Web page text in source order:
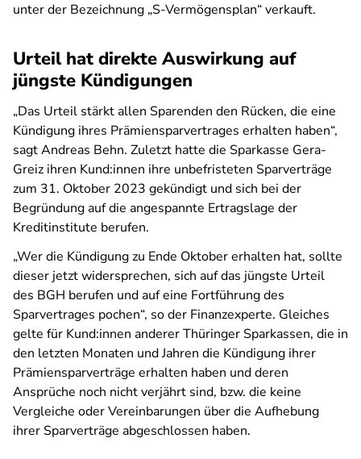
unter der Bezeichnung „S-Vermögensplan“ verkauft.
Urteil hat direkte Auswirkung auf
jüngste Kündigungen
„Das Urteil stärkt allen Sparenden den Rücken, die eine
Kündigung ihres Prämiensparvertrages erhalten haben“,
sagt Andreas Behn. Zuletzt hatte die Sparkasse Gera-
Greiz ihren Kund:innen ihre unbefristeten Sparverträge
zum 31. Oktober 2023 gekündigt und sich bei der
Begründung auf die angespannte Ertragslage der
Kreditinstitute berufen.
„Wer die Kündigung zu Ende Oktober erhalten hat, sollte
dieser jetzt widersprechen, sich auf das jüngste Urteil
des BGH berufen und auf eine Fortführung des
Sparvertrages pochen“, so der Finanzexperte. Gleiches
gelte für Kund:innen anderer Thüringer Sparkassen, die in
den letzten Monaten und Jahren die Kündigung ihrer
Prämiensparverträge erhalten haben und deren
Ansprüche noch nicht verjährt sind, bzw. die keine
Vergleiche oder Vereinbarungen über die Aufhebung
ihrer Sparverträge abgeschlossen haben.